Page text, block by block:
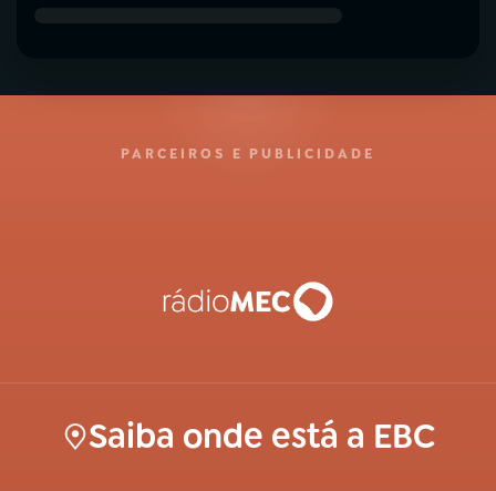
PARCEIROS E PUBLICIDADE
Saiba onde está a EBC